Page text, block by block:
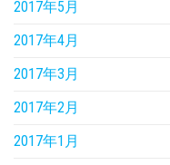
2017年5月
2017年4月
2017年3月
2017年2月
2017年1月